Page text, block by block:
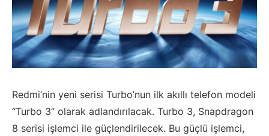
Redmi’nin yeni serisi Turbo’nun ilk akıllı telefon modeli
“Turbo 3” olarak adlandırılacak. Turbo 3, Snapdragon
8 serisi işlemci ile güçlendirilecek. Bu güçlü işlemci,